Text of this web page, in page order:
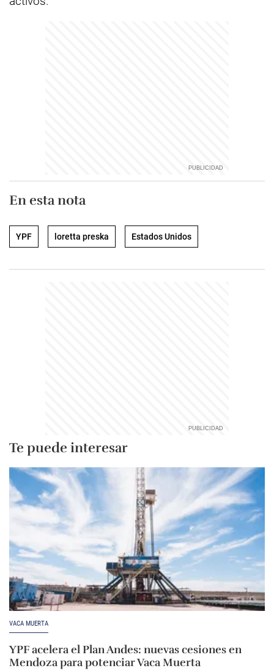
En esta nota
YPF loretta preska Estados Unidos
Te puede interesar
VACA MUERTA
YPF acelera el Plan Andes: nuevas cesiones en
Mendoza para potenciar Vaca Muerta